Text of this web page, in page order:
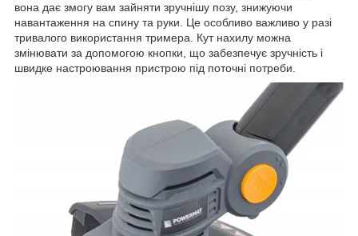
вона дає змогу вам зайняти зручнішу позу, знижуючи
навантаження на спину та руки. Це особливо важливо у разі
тривалого використання тримера. Кут нахилу можна
змінювати за допомогою кнопки, що забезпечує зручність і
швидке настроювання пристрою під поточні потреби.